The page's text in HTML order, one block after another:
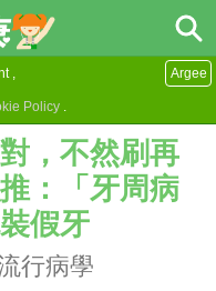
,
Policy .
Argee
，不然刷再
：「牙周病
假牙
行病學